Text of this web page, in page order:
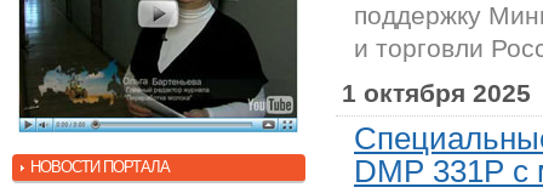
НОВОСТИ ПОРТАЛА
поддержку
и торговли
1 октября 2025
DMP 331P